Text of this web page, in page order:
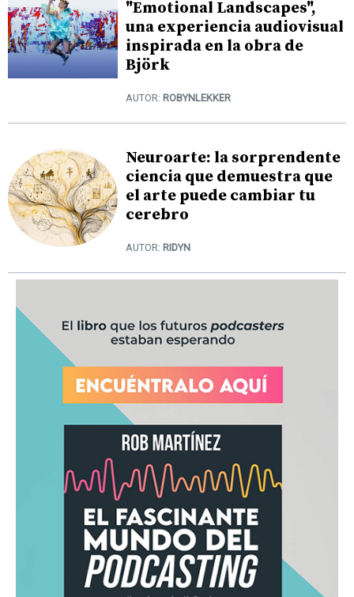
"Emotional Landscapes",
una experiencia audiovisual
inspirada en la obra de
Björk
AUTOR: ROBYNLEKKER
Neuroarte: la sorprendente
ciencia que demuestra que
el arte puede cambiar tu
cerebro
AUTOR: RIDYN